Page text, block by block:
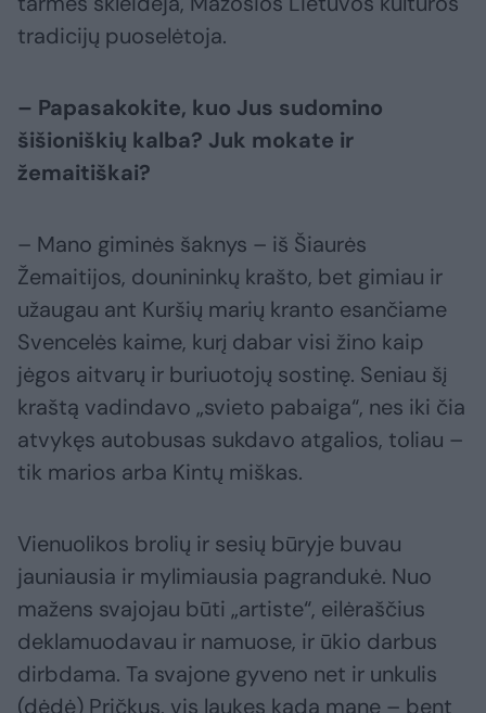
tradicijų puoselėtoja.
– Papasakokite, kuo Jus sudomino
šišioniškių kalba? Juk mokate ir
žemaitiškai?
– Mano giminės šaknys – iš Šiaurės
Žemaitijos, dounininkų krašto, bet gimiau ir
užaugau ant Kuršių marių kranto esančiame
Svencelės kaime, kurį dabar visi žino kaip
jėgos aitvarų ir buriuotojų sostinę. Seniau šį
kraštą vadindavo „svieto pabaiga“, nes iki čia
atvykęs autobusas sukdavo atgalios, toliau –
tik marios arba Kintų miškas.
Vienuolikos brolių ir sesių būryje buvau
jauniausia ir mylimiausia pagrandukė. Nuo
mažens svajojau būti „artiste“, eilėraščius
deklamuodavau ir namuose, ir ūkio darbus
dirbdama. Ta svajone gyveno net ir unkulis
(dėdė) Pričkus, vis laukęs kada mane – bent